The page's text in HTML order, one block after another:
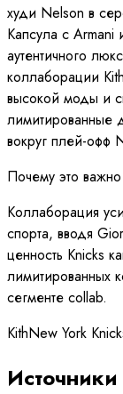
худи Nelson в
Капсула с Armani
аутентичного
коллаборации
высокой моды и
лимитированные
вокруг плей-офф
Почему это важно
Коллаборация
спорта, вводя
ценность Knicks
лимитированных
сегменте collab.
KithNew York
Источники